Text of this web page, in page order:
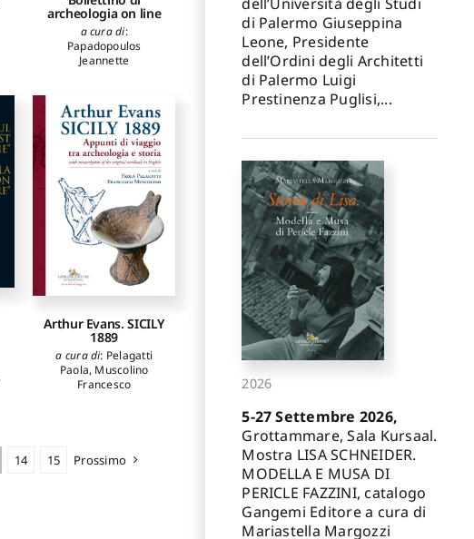
archeologia on line
a cura di:
Papadopoulos
Jeannette
Arthur Evans. SICILY
1889
a cura di: Pelagatti
Paola, Muscolino
Francesco
14 15 Prossimo
di Palermo Giuseppina
Leone, Presidente
dell’Ordini degli Architetti
di Palermo Luigi
Prestinenza Puglisi,...
2026
5-27 Settembre 2026,
Grottammare, Sala Kursaal.
Mostra LISA SCHNEIDER.
MODELLA E MUSA DI
PERICLE FAZZINI, catalogo
Gangemi Editore a cura di
Mariastella Margozzi